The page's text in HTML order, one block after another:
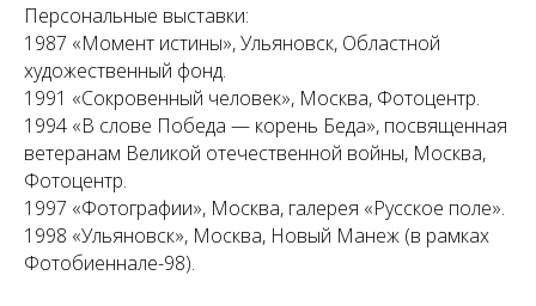
Персональные выставки:
1987 «Момент истины», Ульяновск, Областной
художественный фонд.
1991 «Сокровенный человек», Москва, Фотоцентр.
1994 «В слове Победа — корень Беда», посвященная
ветеранам Великой отечественной войны, Москва,
Фотоцентр.
1997 «Фотографии», Москва, галерея «Русское поле».
1998 «Ульяновск», Москва, Новый Манеж (в рамках
Фотобиеннале-98).